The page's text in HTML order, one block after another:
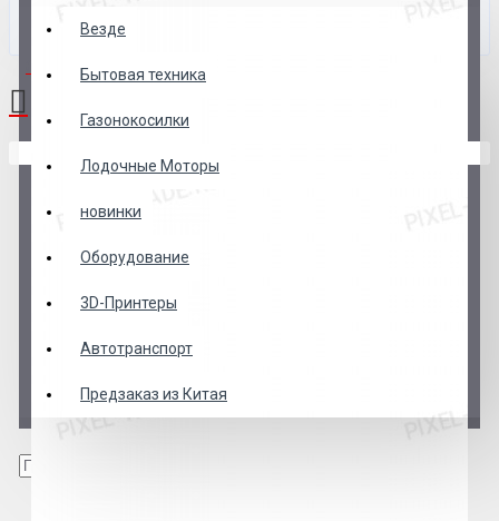
Везде
Бытовая техника
Газонокосилки
Лодочные Моторы
новинки
Оборудование
3D-Принтеры
Автотранспорт
Предзаказ из Китая
0 товар(ов) - 0 р.